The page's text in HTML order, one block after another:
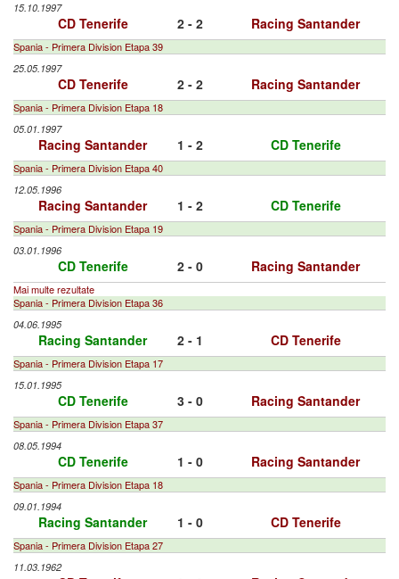
15.10.1997
CD Tenerife 2 - 2 Racing Santander
Spania - Primera Division Etapa 39
25.05.1997
CD Tenerife 2 - 2 Racing Santander
Spania - Primera Division Etapa 18
05.01.1997
Racing Santander 1 - 2 CD Tenerife
Spania - Primera Division Etapa 40
12.05.1996
Racing Santander 1 - 2 CD Tenerife
Spania - Primera Division Etapa 19
03.01.1996
CD Tenerife 2 - 0 Racing Santander
Mai multe rezultate
Spania - Primera Division Etapa 36
04.06.1995
Racing Santander 2 - 1 CD Tenerife
Spania - Primera Division Etapa 17
15.01.1995
CD Tenerife 3 - 0 Racing Santander
Spania - Primera Division Etapa 37
08.05.1994
CD Tenerife 1 - 0 Racing Santander
Spania - Primera Division Etapa 18
09.01.1994
Racing Santander 1 - 0 CD Tenerife
Spania - Primera Division Etapa 27
11.03.1962